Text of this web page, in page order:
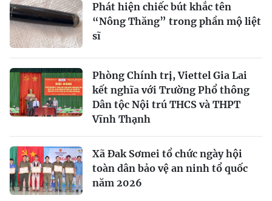
Phát hiện chiếc bút khắc tên
“Nông Thăng” trong phần mộ liệt
sĩ
Phòng Chính trị, Viettel Gia Lai
kết nghĩa với Trường Phổ thông
Dân tộc Nội trú THCS và THPT
Vĩnh Thạnh
Xã Đak Sơmei tổ chức ngày hội
toàn dân bảo vệ an ninh tổ quốc
năm 2026